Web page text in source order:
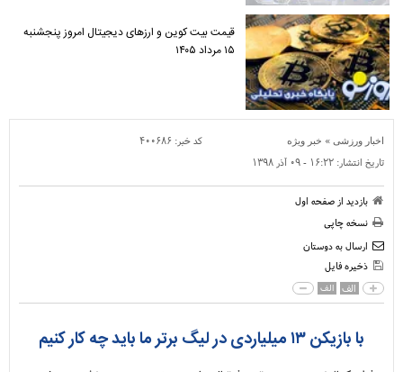
قیمت بیت کوین و ارز‌های دیجیتال امروز پنجشنبه
۱۵ مرداد ۱۴۰۵
اخبار ورزشی » خبر ویژه کد خبر: ۴۰۰۶۸۶
تاریخ انتشار: ۱۶:۲۲ - ۰۹ آذر ۱۳۹۸
بازدید از صفحه اول
نسخه چاپی
ارسال به دوستان
ذخیره فایل
الف الف
با بازیکن ۱۳ میلیاردی در لیگ برتر ما باید چه کار کنیم